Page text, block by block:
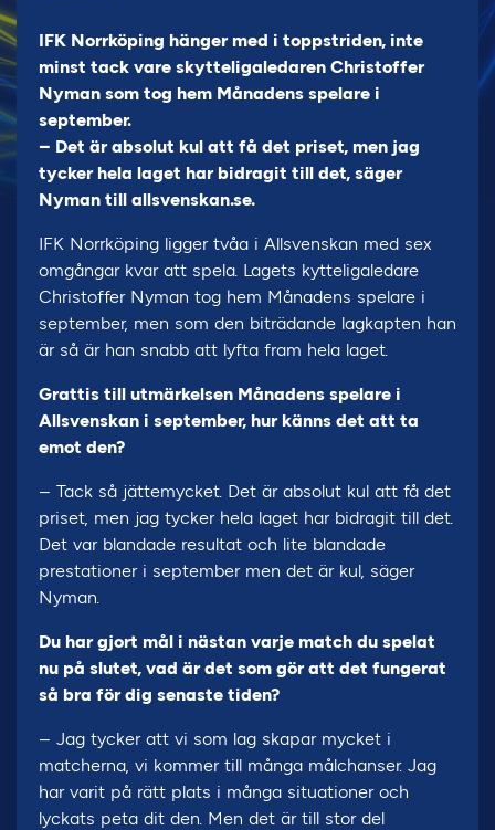
IFK Norrköping hänger med i toppstriden, inte
minst tack vare skytteligaledaren Christoffer
Nyman som tog hem Månadens spelare i
september.
– Det är absolut kul att få det priset, men jag
tycker hela laget har bidragit till det, säger
Nyman till allsvenskan.se.
IFK Norrköping ligger tvåa i Allsvenskan med sex
omgångar kvar att spela. Lagets kytteligaledare
Christoffer Nyman tog hem Månadens spelare i
september, men som den biträdande lagkapten han
är så är han snabb att lyfta fram hela laget.
Grattis till utmärkelsen Månadens spelare i
Allsvenskan i september, hur känns det att ta
emot den?
– Tack så jättemycket. Det är absolut kul att få det
priset, men jag tycker hela laget har bidragit till det.
Det var blandade resultat och lite blandade
prestationer i september men det är kul, säger
Nyman.
Du har gjort mål i nästan varje match du spelat
nu på slutet, vad är det som gör att det fungerat
så bra för dig senaste tiden?
– Jag tycker att vi som lag skapar mycket i
matcherna, vi kommer till många målchanser. Jag
har varit på rätt plats i många situationer och
lyckats peta dit den. Men det är till stor del